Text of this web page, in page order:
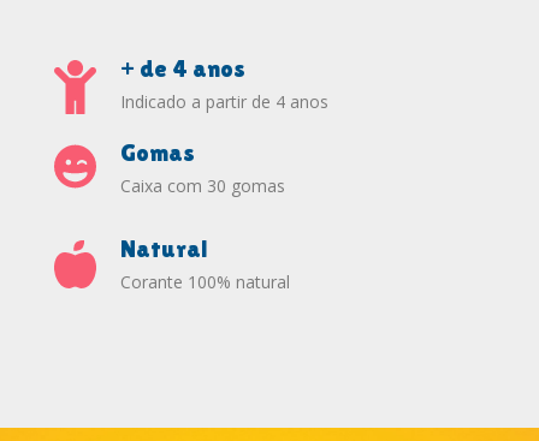
+ de 4 anos
Indicado a partir de 4 anos
Gomas
Caixa com 30 gomas
Natural
Corante 100% natural